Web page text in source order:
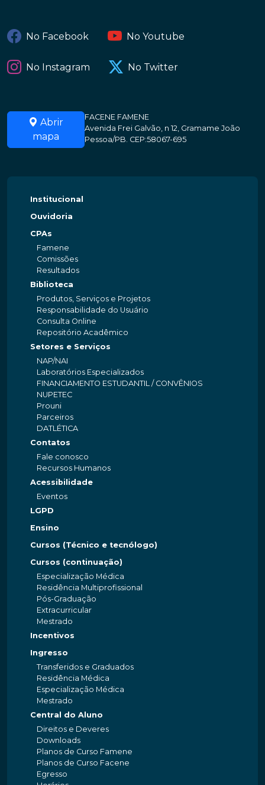
No Facebook No Youtube
No Instagram No Twitter
Abrir
mapa
FACENE FAMENE
Avenida Frei Galvão, n 12, Gramame João
Pessoa/PB. CEP:58067-695
Institucional
Ouvidoria
CPAs
Famene
Comissões
Resultados
Biblioteca
Produtos, Serviços e Projetos
Responsabilidade do Usuário
Consulta Online
Repositório Acadêmico
Setores e Serviços
NAP/NAI
Laboratórios Especializados
FINANCIAMENTO ESTUDANTIL / CONVÊNIOS
NUPETEC
Prouni
Parceiros
DATLÉTICA
Contatos
Fale conosco
Recursos Humanos
Acessibilidade
Eventos
LGPD
Ensino
Cursos (Técnico e tecnólogo)
Cursos (continuação)
Especialização Médica
Residência Multiprofissional
Pós-Graduação
Extracurricular
Mestrado
Incentivos
Ingresso
Transferidos e Graduados
Residência Médica
Especialização Médica
Mestrado
Central do Aluno
Direitos e Deveres
Downloads
Planos de Curso Famene
Planos de Curso Facene
Egresso